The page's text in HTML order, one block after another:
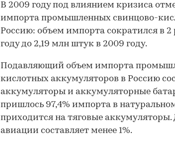
В 2009 году под влиянием кризиса
импорта промышленных свинцово-
Россию: объем импорта сократился в 2
году до 2,19 млн штук в 2009 году.
Подавляющий объем импорта
кислотных аккумуляторов в Россию
аккумуляторы и аккумуляторные
пришлось 97,4% импорта в
приходится на тяговые
авиации составляет менее 1%.